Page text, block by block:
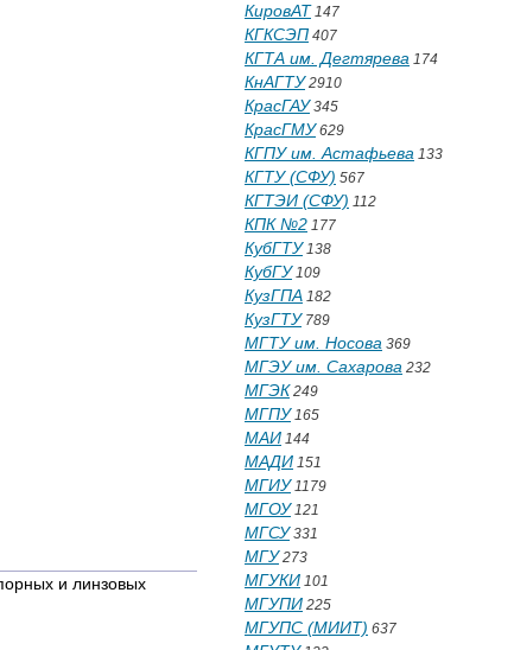
и линзовых
КировАТ 147
КГКСЭП 407
КГТА им. Дегтярева 174
КнАГТУ2910
КрасГАУ345
КрасГМУ629
КГПУ им. Астафьева 133
КГТУ (СФУ) 567
КГТЭИ (СФУ) 112
КПК №2 177
КубГТУ138
КубГУ109
КузГПА 182
КузГТУ789
МГТУ им. Носова 369
МГЭУ им. Сахарова 232
МГЭК 249
МГПУ165
МАИ 144
МАДИ 151
МГИУ1179
МГОУ121
МГСУ331
МГУ273
МГУКИ 101
МГУПИ 225
МГУПС (МИИТ) 637